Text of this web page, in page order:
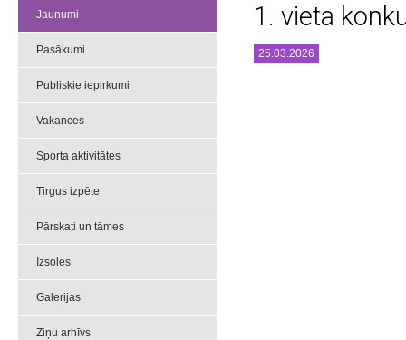
Jaunumi
Pasākumi
Publiskie iepirkumi
Vakances
Sporta aktivitātes
Tirgus izpēte
Pārskati un tāmes
Izsoles
Galerijas
Ziņu arhīvs
1. vieta
25.03.2026